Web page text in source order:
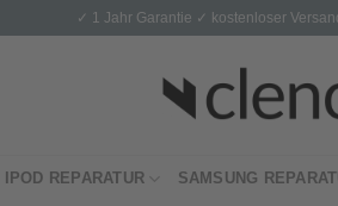
✓ 1 Jahr Garantie ✓ kostenloser
IPOD REPARATUR SAMSUNG